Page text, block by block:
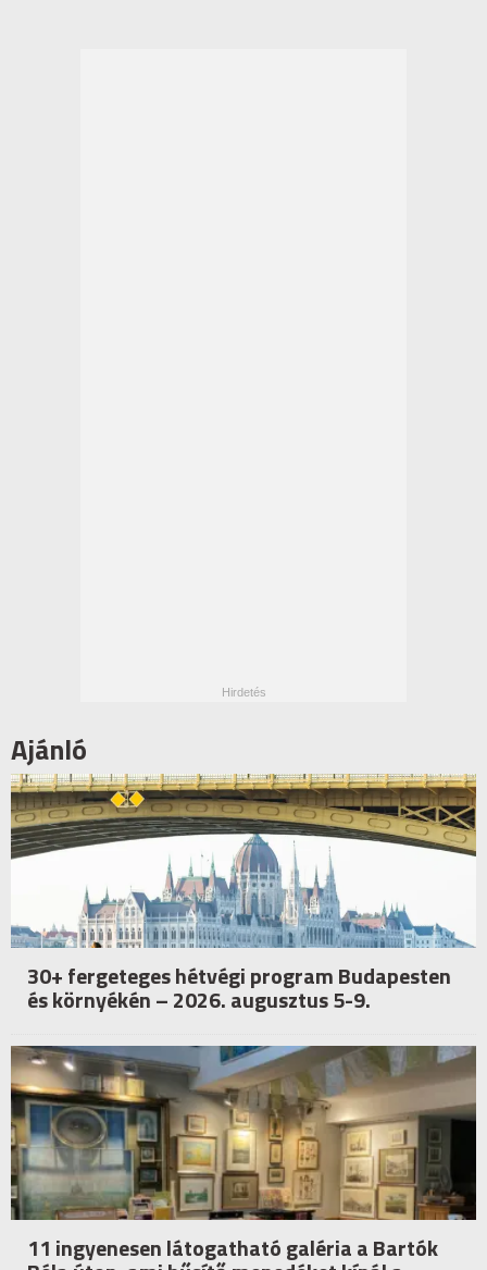
Ajánló
30+ fergeteges hétvégi program Budapesten
és környékén – 2026. augusztus 5-9.
11 ingyenesen látogatható galéria a Bartók